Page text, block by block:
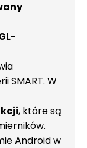
SMART. W
, które są
Android w